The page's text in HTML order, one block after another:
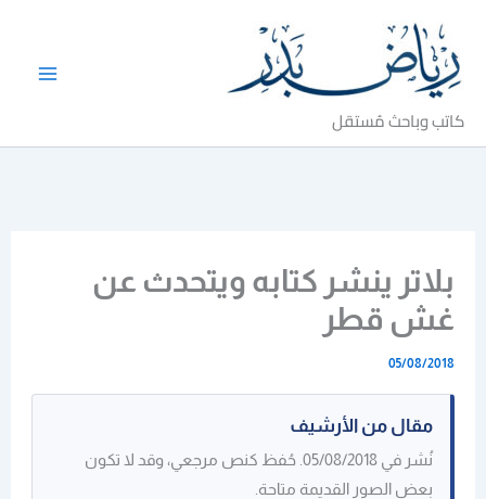
المحتوى
كاتب وباحث مُستقل
بلاتر ينشر كتابه ويتحدث عن
غش قطر
05/08/2018
مقال من الأرشيف
نُشر في 05/08/2018. حُفظ كنص مرجعي، وقد لا تكون
بعض الصور القديمة متاحة.